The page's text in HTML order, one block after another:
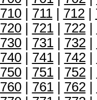
710| 711| 712|
720| 721| 722|
730| 731| 732|
740| 741| 742|
750| 751| 752|
760| 761| 762|